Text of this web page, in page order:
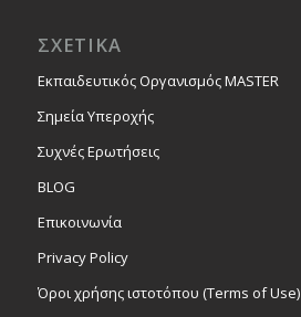
ΣΧΕΤΙΚΑ
Εκπαιδευτικός Οργανισμός MASTER
Σημεία Υπεροχής
Συχνές Ερωτήσεις
BLOG
Επικοινωνία
Privacy Policy
Όροι χρήσης ιστοτόπου (Terms of Use)